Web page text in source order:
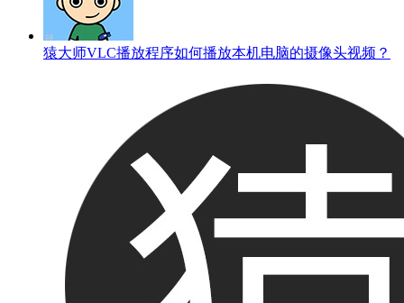
猿大师VLC播放程序如何播放本机电脑的摄像头视频？